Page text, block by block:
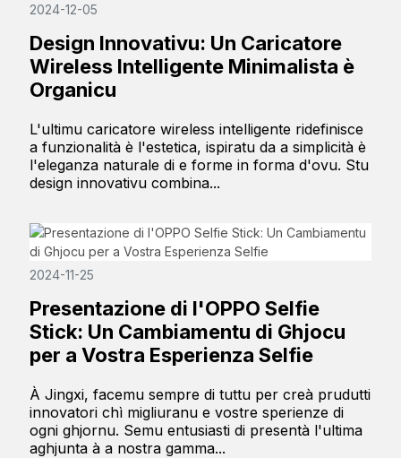
2024-12-05
Design Innovativu: Un Caricatore
Wireless Intelligente Minimalista è
Organicu
L'ultimu caricatore wireless intelligente ridefinisce
a funzionalità è l'estetica, ispiratu da a simplicità è
l'eleganza naturale di e forme in forma d'ovu. Stu
design innovativu combina...
2024-11-25
Presentazione di l'OPPO Selfie
Stick: Un Cambiamentu di Ghjocu
per a Vostra Esperienza Selfie
À Jingxi, facemu sempre di tuttu per creà prudutti
innovatori chì migliuranu e vostre sperienze di
ogni ghjornu. Semu entusiasti di presentà l'ultima
aghjunta à a nostra gamma...